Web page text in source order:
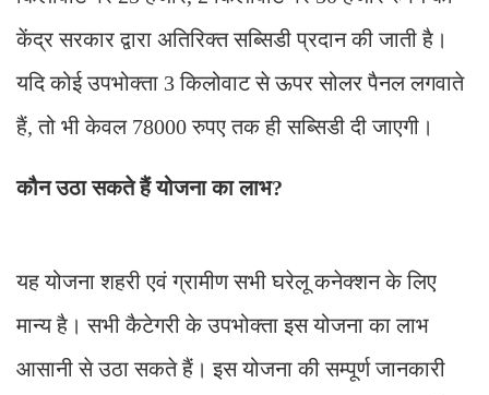
केंद्र सरकार द्वारा अतिरिक्त सब्सिडी प्रदान की जाती है।
यदि कोई उपभोक्ता 3 किलोवाट से ऊपर सोलर पैनल लगवाते
हैं, तो भी केवल 78000 रुपए तक ही सब्सिडी दी जाएगी।
कौन उठा सकते हैं योजना का लाभ?
यह योजना शहरी एवं ग्रामीण सभी घरेलू कनेक्शन के लिए
मान्य है। सभी कैटेगरी के उपभोक्ता इस योजना का लाभ
आसानी से उठा सकते हैं। इस योजना की सम्पूर्ण जानकारी